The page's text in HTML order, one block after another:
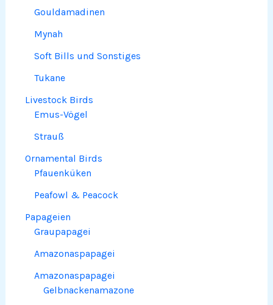
Gouldamadinen
Mynah
Soft Bills und Sonstiges
Tukane
Livestock Birds
Emus-Vögel
Strauß
Ornamental Birds
Pfauenküken
Peafowl & Peacock
Papageien
Graupapagei
Amazonaspapagei
Amazonaspapagei
Gelbnackenamazone